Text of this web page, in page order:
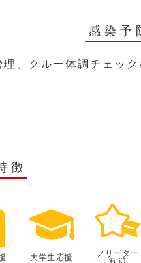
感染予
、クルー体調チェッ
徴
大学生応援
フリーター